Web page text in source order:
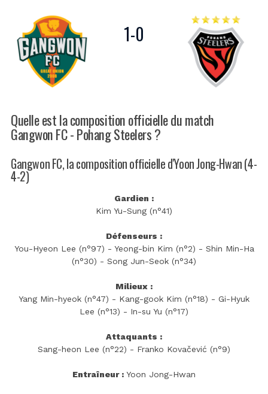
1-0
Quelle est la composition officielle du match
Gangwon FC - Pohang Steelers ?
Gangwon FC, la composition officielle d'Yoon Jong-Hwan (4-
4-2)
Gardien :
Kim Yu-Sung (n°41)
Défenseurs :
You-Hyeon Lee (n°97) - Yeong-bin Kim (n°2) - Shin Min-Ha
(n°30) - Song Jun-Seok (n°34)
Milieux :
Yang Min-hyeok (n°47) - Kang-gook Kim (n°18) - Gi-Hyuk
Lee (n°13) - In-su Yu (n°17)
Attaquants :
Sang-heon Lee (n°22) - Franko Kovačević (n°9)
Entraîneur : Yoon Jong-Hwan